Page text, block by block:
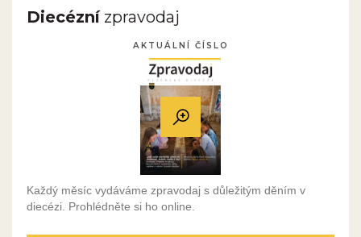
Diecéznízpravodaj
AKTUÁLNÍ ČÍSLO
Každý měsíc vydáváme zpravodaj s důležitým děním v
diecézi. Prohlédněte si ho online.